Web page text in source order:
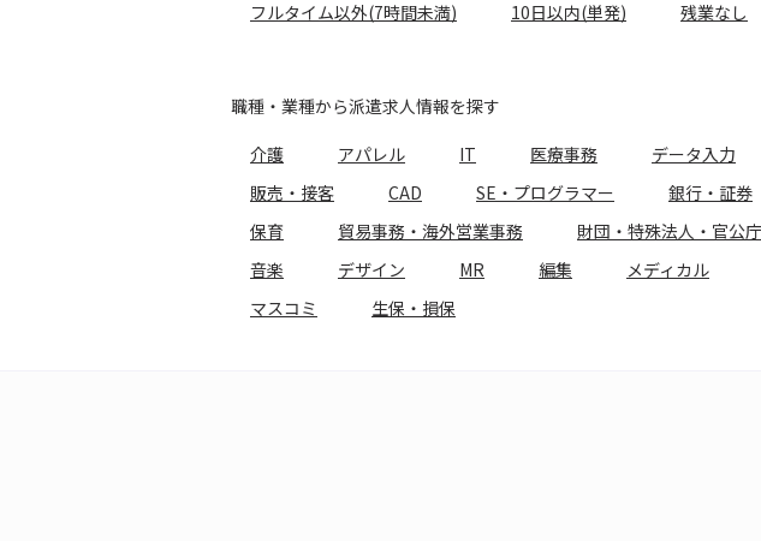
フルタイム以外(7時間未満)
10日以内(単発) 残業なし
職種・業種から派遣求人情報を探す
介護
アパレル IT 医療事務 データ入力
販売・接客
CAD SE・プログラマー 銀行・証券
保育
貿易事務・海外営業事務 財団・特殊法人・官公庁
音楽
デザイン MR 編集 メディカル
マスコミ
生保・損保